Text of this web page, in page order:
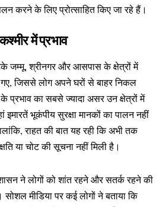
करने के लिए प्रोत्साहित किए जा रहे हैं।
में प्रभाव
जम्मू, श्रीनगर और आसपास के क्षेत्रों में
जिससे लोग अपने घरों से बाहर निकल
का सबसे ज्यादा असर उन क्षेत्रों में
इमारतें भूकंपीय सुरक्षा मानकों का पालन नहीं
राहत की बात यह रही कि अभी तक
या चोट की सूचना नहीं मिली है।
ने लोगों को शांत रहने और सतर्क रहने की
सोशल मीडिया पर कई लोगों ने बताया कि